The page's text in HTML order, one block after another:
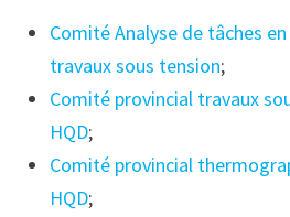
Comité Analyse de tâches
travaux sous tension;
Comité provincial travaux
HQD;
Comité provincial
HQD;